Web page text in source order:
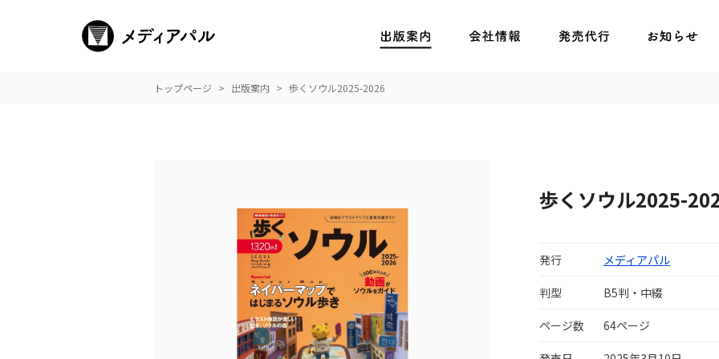
トップページ 出版案内 歩くソウル2025-2026
歩くソウル2025-
発行 メディアパル
判型 B5判・中綴
ページ数 64ページ